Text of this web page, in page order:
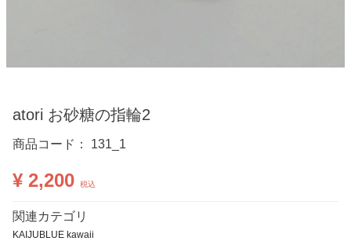
atori お砂糖の指輪2
商品コード： 131_1
¥ 2,200 税込
関連カテゴリ
KAIJUBLUE kawaii